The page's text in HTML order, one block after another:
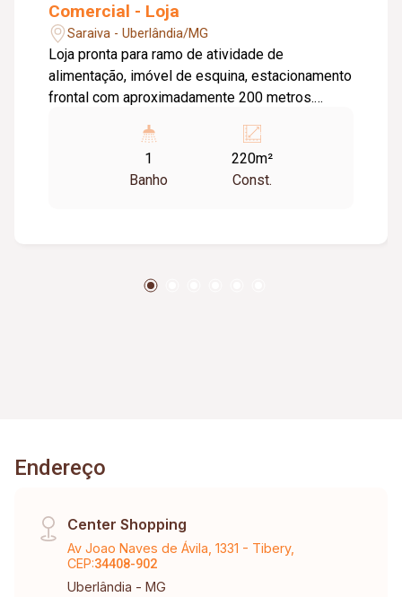
Comercial - Loja
Saraiva - Uberlândia/MG
Loja pronta para ramo de atividade de
alimentação, imóvel de esquina, estacionamento
frontal com aproximadamente 200 metros.
fria, balcão, ar condicionado, alarme e câmeras.
1
Banho
220m²
Const.
Endereço
Center Shopping
Av Joao Naves de Ávila, 1331 - Tibery,
CEP:34408-902
Uberlândia - MG